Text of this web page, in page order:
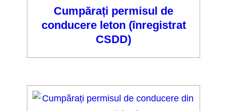
Cumpărați permisul de
conducere leton (înregistrat
CSDD)